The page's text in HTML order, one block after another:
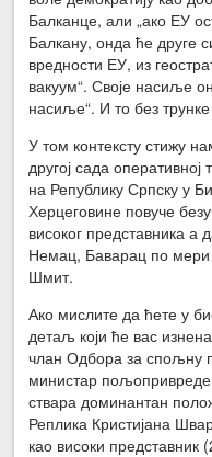
Балканце, али „ако ЕУ
Балкану, онда ће друге
вредности ЕУ, из
вакуум“. Своје насиље
насиље“. И то без
У том контексту стижу
другој сада
на Републику Српску у
Херцеговине повуче
високог представника а
Немац, Баварац по мери
Шмит.
Ако мислите да ћете у
детаљ који ће вас
члан Одбора за спољну
министар
ствара доминантан
Реплика Кристијана
као високи представник